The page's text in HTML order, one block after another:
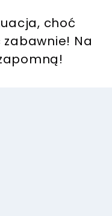
choć
zabawnie! Na